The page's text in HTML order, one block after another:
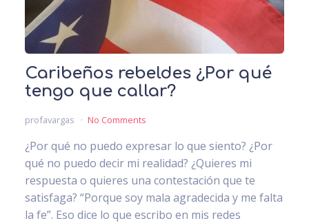
Caribeños rebeldes ¿Por qué
tengo que callar?
profavargas No Comments
¿Por qué no puedo expresar lo que siento? ¿Por
qué no puedo decir mi realidad? ¿Quieres mi
respuesta o quieres una contestación que te
satisfaga? “Porque soy mala agradecida y me falta
la fe”. Eso dice lo que escribo en mis redes